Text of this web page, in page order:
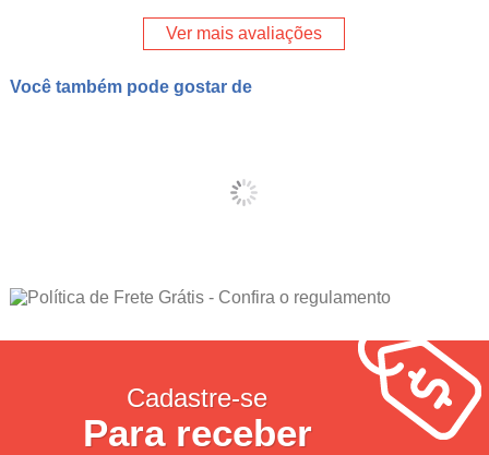
Ver mais avaliações
Você também pode gostar de
Cadastre-se
Para receber